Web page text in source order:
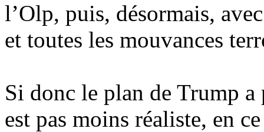
l’Olp, puis, désormais,
et toutes les mouvances
Si donc le plan de Trump a
est pas moins réaliste, en